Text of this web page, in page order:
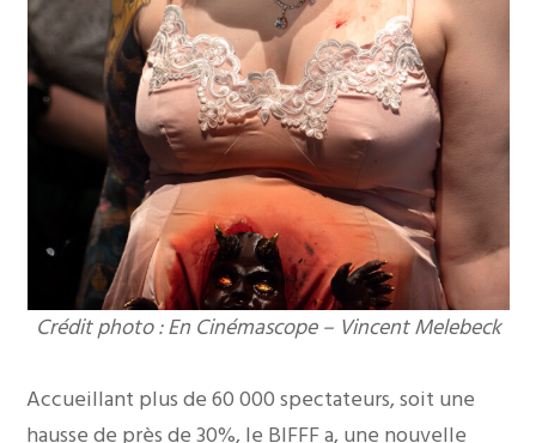
Crédit photo : En Cinémascope – Vincent Melebeck
Accueillant plus de 60 000 spectateurs, soit une
hausse de près de 30%, le BIFFF a, une nouvelle